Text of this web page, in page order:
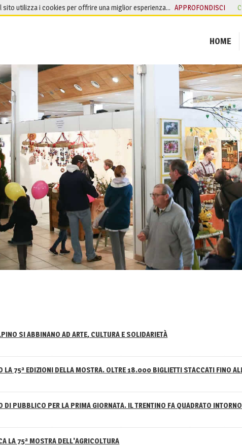
HOME
SI ABBINANO AD ARTE, CULTURA E SOLIDARIETÀ
75ª EDIZIONI DELLA MOSTRA. OLTRE 18.000 BIGLIETTI STACCATI FINO
PUBBLICO PER LA PRIMA GIORNATA. IL TRENTINO FA QUADRATO
LA 75ª MOSTRA DELL'AGRICOLTURA
sito utilizza i cookies per offrire una miglior esperienza… APPROFONDISCI